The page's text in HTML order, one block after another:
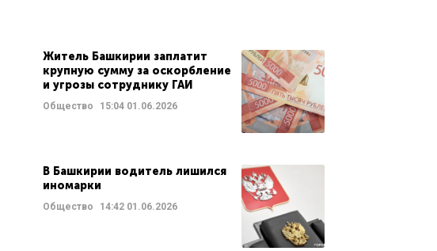
Житель Башкирии заплатит
крупную сумму за оскорбление
и угрозы сотруднику ГАИ
Общество 15:0401.06.2026
В Башкирии водитель лишился
иномарки
Общество 14:4201.06.2026